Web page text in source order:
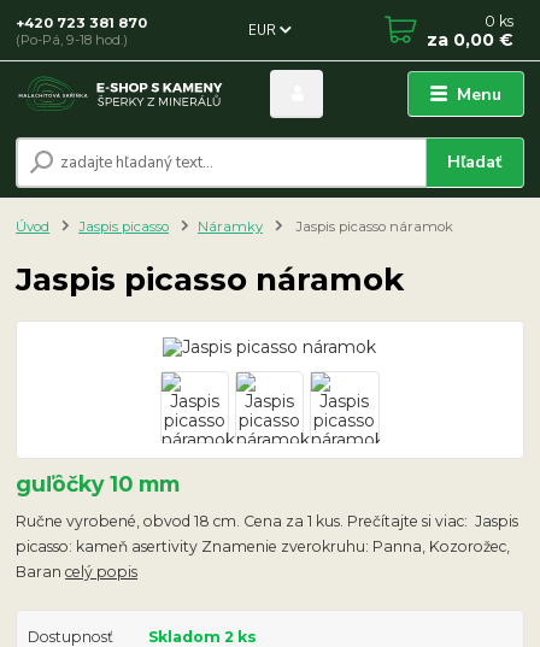
Menu
EUR
Hľadať
+420 723 381 870
(Po-Pá, 9-18 hod.)
0 ks
za 0,00 €
Úvod Jaspis picasso Náramky Jaspis picasso náramok
Jaspis picasso náramok
guľôčky 10 mm
Ručne vyrobené, obvod 18 cm. Cena za 1 kus. Prečítajte si viac: Jaspis
picasso: kameň asertivity Znamenie zverokruhu: Panna, Kozorožec,
Barancelý popis
Dostupnosť Skladom 2 ks